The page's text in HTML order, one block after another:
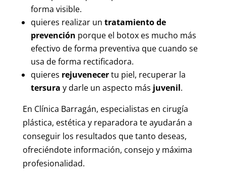
forma visible.
quieres realizar un tratamiento de
prevención porque el botox es mucho más
efectivo de forma preventiva que cuando se
usa de forma rectificadora.
quieres rejuvenecertu piel, recuperar la
tersura y darle un aspecto más juvenil.
En Clínica Barragán, especialistas en cirugía
plástica, estética y reparadora te ayudarán a
conseguir los resultados que tanto deseas,
ofreciéndote información, consejo y máxima
profesionalidad.